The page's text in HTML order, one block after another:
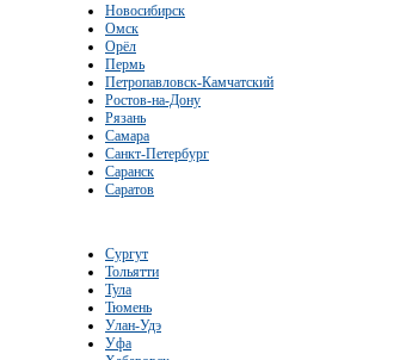
Новосибирск
Омск
Орёл
Пермь
Петропавловск-Камчатский
Ростов-на-Дону
Рязань
Самара
Санкт-Петербург
Саранск
Саратов
Сургут
Тольятти
Тула
Тюмень
Улан-Удэ
Уфа